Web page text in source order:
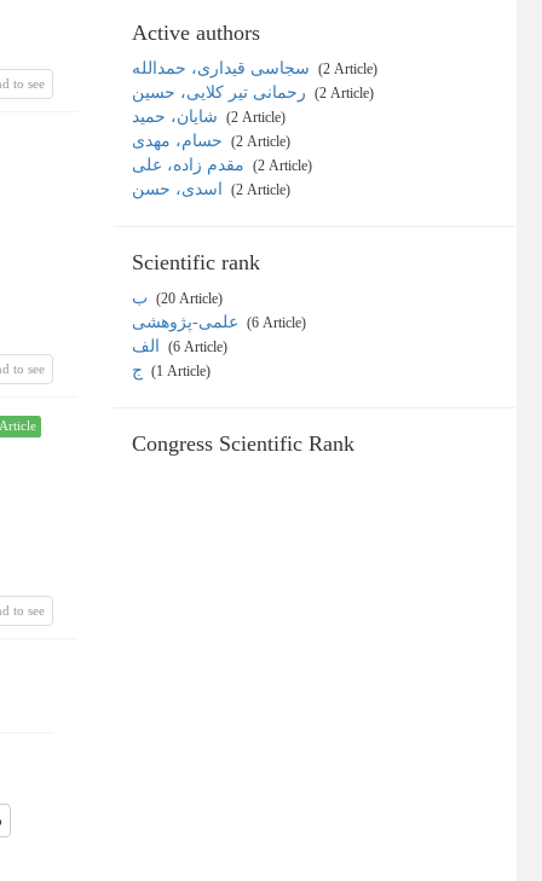
to see
to see
to see
Active authors
‎ (2 Article)
‎ (2 Article)
‎ (2 Article)
‎ (2 Article)
‎ (2 Article)
‎ (2 Article)
Scientific rank
‎ (20 Article)
‎ (6 Article)
‎ (6 Article)
‎ (1 Article)
Congress Scientific Rank